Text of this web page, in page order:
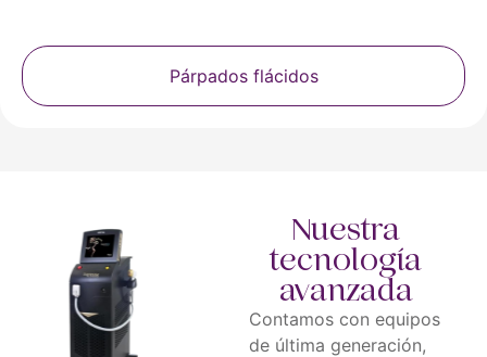
Párpados flácidos
Nuestra
tecnología
avanzada
Contamos con equipos
de última generación,